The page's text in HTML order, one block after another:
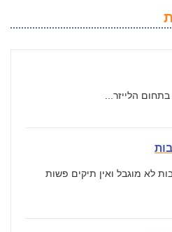
הלייזר...
לא מוגבל ואין תיקים פשות